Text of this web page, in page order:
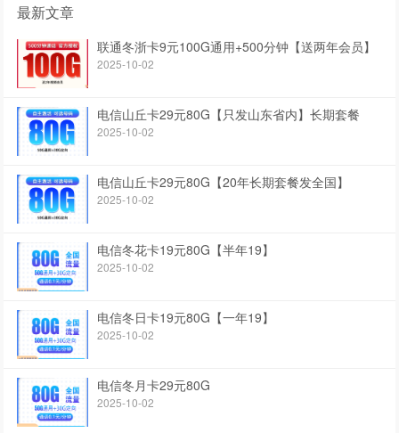
最新文章
联通冬浙卡9元100G通用+500分钟【送两年会员】
2025-10-02
电信山丘卡29元80G【只发山东省内】长期套餐
2025-10-02
电信山丘卡29元80G【20年长期套餐发全国】
2025-10-02
电信冬花卡19元80G【半年19】
2025-10-02
电信冬日卡19元80G【一年19】
2025-10-02
电信冬月卡29元80G
2025-10-02